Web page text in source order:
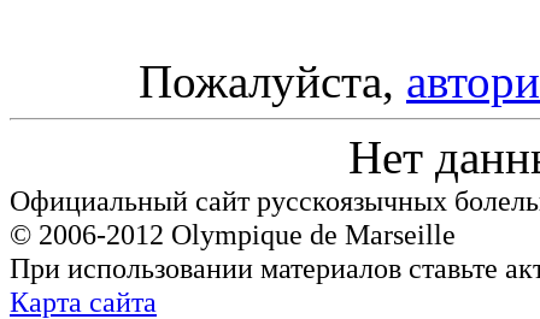
Пожалуйста,
Нет
Официальный сайт русскоязычных
© 2006-2012 Olympique de Marseille
При использовании материалов ставьте
Карта сайта